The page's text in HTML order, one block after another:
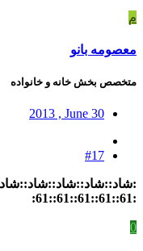
م
معصومه بانو
متخصص بخش خانه و خانواده
2013 , June 30
#17
:شاد::شاد::شاد::شاد::شاد: